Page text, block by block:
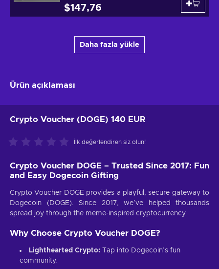
$147,76
Daha fazla yükle
Ürün açıklaması
Crypto Voucher (DOGE) 140 EUR
İlk değerlendiren siz olun!
Crypto Voucher DOGE – Trusted Since 2017: Fun
and Easy Dogecoin Gifting
Crypto Voucher DOGE provides a playful, secure gateway to
Dogecoin (DOGE). Since 2017, we’ve helped thousands
spread joy through the meme-inspired cryptocurrency.
Why Choose Crypto Voucher DOGE?
Lighthearted Crypto: Tap into Dogecoin’s fun
community.